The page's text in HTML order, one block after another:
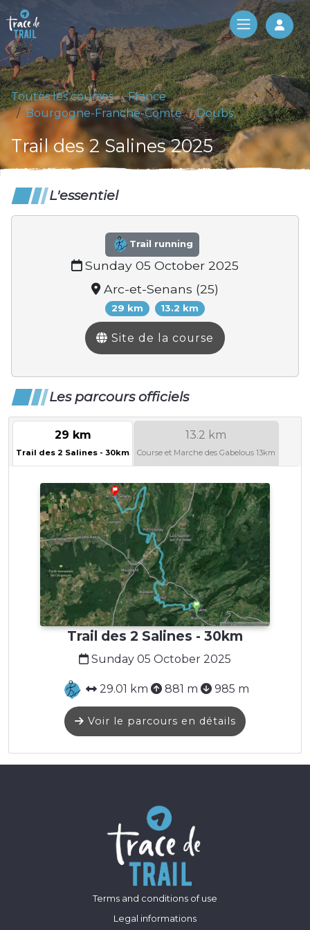
Log
Toutes les courses
France
Bourgogne-Franche-Comté
Doubs
Trail des 2 Salines 2025
L'essentiel
Trail running
Sunday 05 October 2025
Arc-et-Senans (25)
29 km 13.2 km
Site de la course
Les parcours officiels
29 km
Trail des 2 Salines - 30km
13.2 km
Course et Marche des Gabelous 13km
Trail des 2 Salines - 30km
Sunday 05 October 2025
29.01 km 881 m 985 m
Voir le parcours en détails
Terms and conditions of use
Legal informations